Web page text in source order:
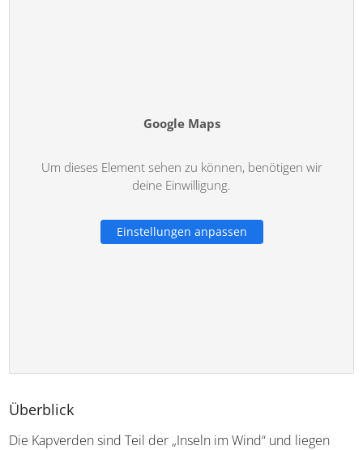
Google Maps
Um dieses Element sehen zu können, benötigen wir
deine Einwilligung.
Einstellungen anpassen
Überblick
Die Kapverden sind Teil der „Inseln im Wind“ und liegen